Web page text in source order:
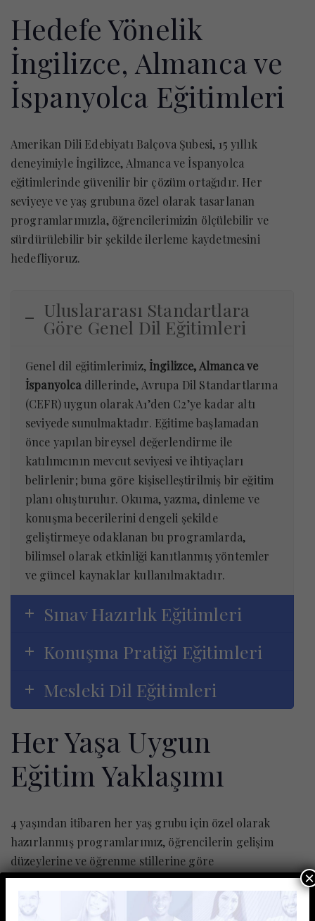
Hedefe Yönelik
İngilizce, Almanca ve
İspanyolca Eğitimleri
Amerikan Dili Edebiyatı Balçova Şubesi, 15 yıllık
deneyimiyle İngilizce, Almanca ve İspanyolca
eğitimlerinde güvenilir bir çözüm ortağıdır. Her
seviyeye ve yaş grubuna özel olarak tasarlanan
programlarımızla, öğrencilerimizin ölçülebilir ve
sürdürülebilir bir şekilde ilerleme kaydetmesini
hedefliyoruz.
Uluslararası Standartlara
Göre Genel Dil Eğitimleri
Genel dil eğitimlerimiz, İngilizce, Almanca ve
İspanyolcadillerinde, Avrupa Dil Standartlarına
(CEFR) uygun olarak A1’den C2’ye kadar altı
seviyede sunulmaktadır. Eğitime başlamadan
önce yapılan bireysel değerlendirme ile
katılımcının mevcut seviyesi ve ihtiyaçları
belirlenir; buna göre kişiselleştirilmiş bir eğitim
planı oluşturulur. Okuma, yazma, dinleme ve
konuşma becerilerini dengeli şekilde
geliştirmeye odaklanan bu programlarda,
bilimsel olarak etkinliği kanıtlanmış yöntemler
ve güncel kaynaklar kullanılmaktadır.
Sınav Hazırlık Eğitimleri
Konuşma Pratiği Eğitimleri
Mesleki Dil Eğitimleri
Her Yaşa Uygun
Eğitim Yaklaşımı
4 yaşından itibaren her yaş grubu için özel olarak
hazırlanmış programlarımız, öğrencilerin gelişim
düzeylerine ve öğrenme stillerine göre
yapılandırılmaktadır. Kids, çocuk, genç ve yetişkin
grupları için ayrı müfredatlar uygulanmaktadır.
×